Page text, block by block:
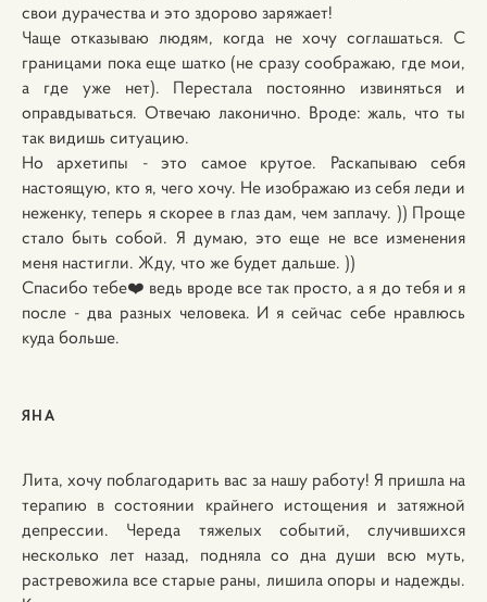
свои дурачества и это здорово заряжает!
Чаще отказываю людям, когда не хочу соглашаться. С
границами пока еще шатко (не сразу соображаю, где мои,
а где уже нет). Перестала постоянно извиняться и
оправдываться. Отвечаю лаконично. Вроде: жаль, что ты
так видишь ситуацию.
Но архетипы - это самое крутое. Раскапываю себя
настоящую, кто я, чего хочу. Не изображаю из себя леди и
неженку, теперь я скорее в глаз дам, чем заплачу. )) Проще
стало быть собой. Я думаю, это еще не все изменения
меня настигли. Жду, что же будет дальше. ))
Спасибо тебе❤️ ведь вроде все так просто, а я до тебя и я
после - два разных человека. И я сейчас себе нравлюсь
куда больше.
ЯНА
Лита, хочу поблагодарить вас за нашу работу! Я пришла на
терапию в состоянии крайнего истощения и затяжной
депрессии. Череда тяжелых событий, случившихся
несколько лет назад, подняла со дна души всю муть,
растревожила все старые раны, лишила опоры и надежды.